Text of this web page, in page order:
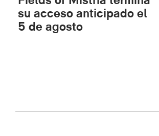
su acceso anticipado el
5 de agosto